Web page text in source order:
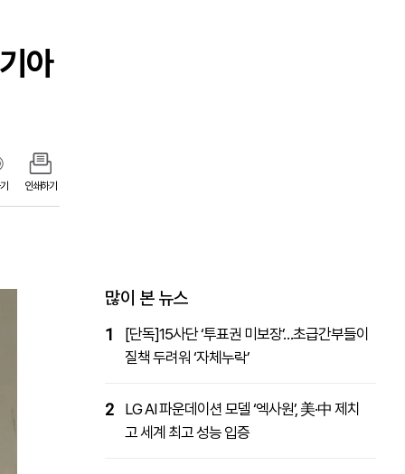
아
인쇄하기
많이 본 뉴스
1
[단독]15사단 ‘투표권 미보장’…초급간부들이
질책 두려워 ‘자체누락’
2
LG AI 파운데이션 모델 ‘엑사원’, 美·中 제치
고 세계 최고 성능 입증